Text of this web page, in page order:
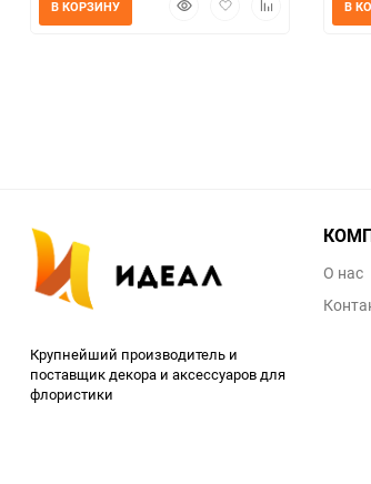
В КОРЗИНУ В
Крупнейший производитель и
поставщик декора и аксессуаров для
флористики
О нас